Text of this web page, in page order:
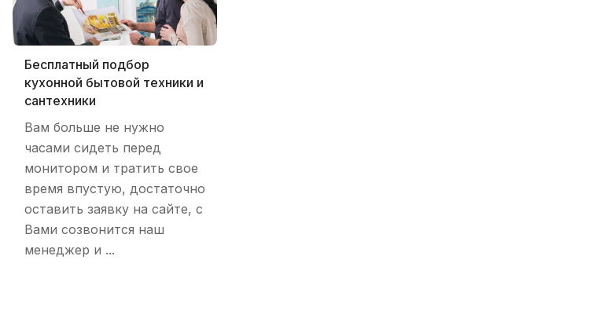
Бесплатный подбор
кухонной бытовой техники и
сантехники
Вам больше не нужно
часами сидеть перед
монитором и тратить свое
время впустую, достаточно
оставить заявку на сайте, с
Вами созвонится наш
менеджер и ...